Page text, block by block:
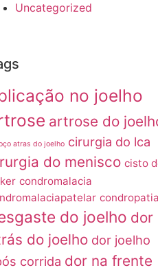
Uncategorized
no joelho
artrose do
atras do joelho cirurgia do lca
do menisco cisto
condromalacia
condropatia
do joelho dor
do joelho dor joelho
corrida dor na frente